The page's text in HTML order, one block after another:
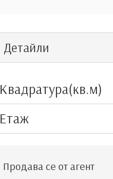
Детайли
Квадратура(кв.м)
Етаж
Продава се от агент